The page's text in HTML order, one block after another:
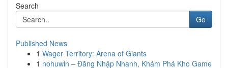
Search
Go
Published News
1 Wager Territory: Arena of Giants
1 nohuwin – Đăng Nhập Nhanh, Khám Phá Kho Game